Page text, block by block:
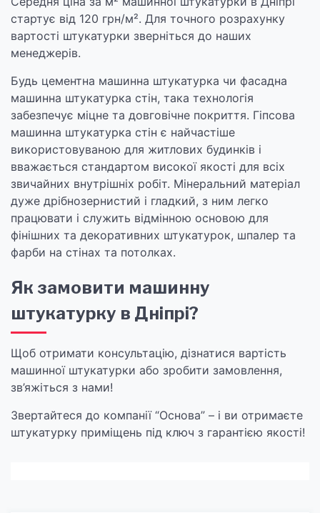
стартує від 120 грн/м². Для точного розрахунку
вартості штукатурки зверніться до наших
менеджерів.
Будь цементна машинна штукатурка чи фасадна
машинна штукатурка стін, така технологія
забезпечує міцне та довговічне покриття. Гіпсова
машинна штукатурка стін є найчастіше
використовуваною для житлових будинків і
вважається стандартом високої якості для всіх
звичайних внутрішніх робіт. Мінеральний матеріал
дуже дрібнозернистий і гладкий, з ним легко
працювати і служить відмінною основою для
фінішних та декоративних штукатурок, шпалер та
фарби на стінах та потолках.
Як замовити машинну
штукатурку в Дніпрі?
Щоб отримати консультацію, дізнатися вартість
машинної штукатурки або зробити замовлення,
зв’яжіться з нами!
Звертайтеся до компанії “Основа” – і ви отримаєте
штукатурку приміщень під ключ з гарантією якості!